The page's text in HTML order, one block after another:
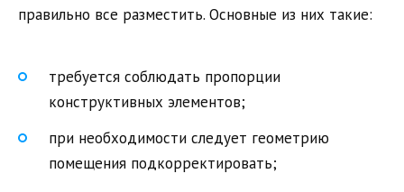
правильно все разместить. Основные из них такие:
требуется соблюдать пропорции
конструктивных элементов;
при необходимости следует геометрию
помещения подкорректировать;